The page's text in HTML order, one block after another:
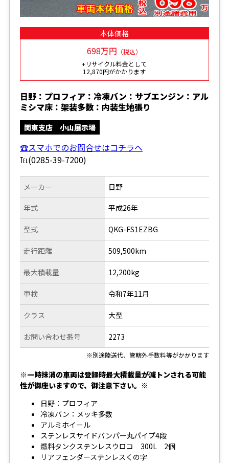
本体価格
698万円 （税込）
+リサイクル料金として
12,870円がかかります
日野：プロフィア：冷凍バン：サブエンジン：アル
ミシマ床：架装多数：内装生地張り
関東支店 小山展示場
☎スマホでのお問合せはコチラへ
℡(0285-39-7200)
メーカー
年式
型式
走行距離
日野
平成26年
QKG-FS1EZBG
509,500km
最大積載量
車検
クラス
お問い合わせ番号
12,200kg
令和7年11月
大型
2273
※別途陸送代、管轄外手数料等がかかります
※一時抹消の車両は登録時最大積載量が減トンされる可能
性が御座いますので、御注意下さい。※
日野：プロフィア
冷凍バン：メッキ多数
アルミホイール
ステンレスサイドバンパー丸パイプ4段
燃料タンクステンレスウロコ 300L 2個
リアフェンダーステンレスくの字